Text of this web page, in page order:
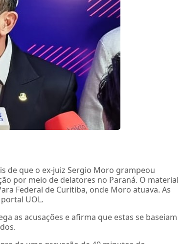
de que o ex-juiz Sergio Moro grampeou
por meio de delatores no Paraná. O material
Federal de Curitiba, onde Moro atuava. As
UOL.
as acusações e afirma que estas se baseiam